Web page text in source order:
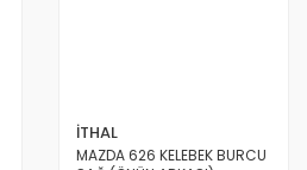
İTHAL
MAZDA 626 KELEBEK BURCU